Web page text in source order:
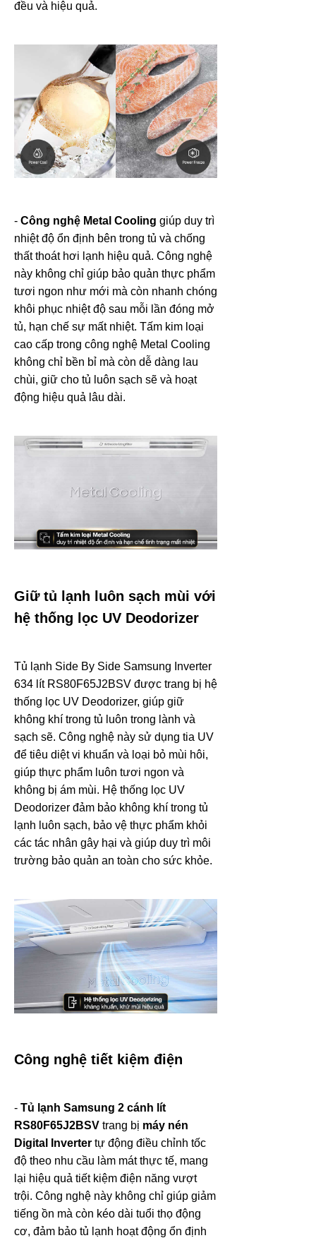
đều và hiệu quả.
- Công nghệ Metal Cooling giúp duy trì
nhiệt độ ổn định bên trong tủ và chống
thất thoát hơi lạnh hiệu quả. Công nghệ
này không chỉ giúp bảo quản thực phẩm
tươi ngon như mới mà còn nhanh chóng
khôi phục nhiệt độ sau mỗi lần đóng mở
tủ, hạn chế sự mất nhiệt. Tấm kim loại
cao cấp trong công nghệ Metal Cooling
không chỉ bền bỉ mà còn dễ dàng lau
chùi, giữ cho tủ luôn sạch sẽ và hoạt
động hiệu quả lâu dài.
Giữ tủ lạnh luôn sạch mùi với
hệ thống lọc UV Deodorizer
Tủ lạnh Side By Side Samsung Inverter
634 lít RS80F65J2BSV được trang bị hệ
thống lọc UV Deodorizer, giúp giữ
không khí trong tủ luôn trong lành và
sạch sẽ. Công nghệ này sử dụng tia UV
để tiêu diệt vi khuẩn và loại bỏ mùi hôi,
giúp thực phẩm luôn tươi ngon và
không bị ám mùi. Hệ thống lọc UV
Deodorizer đảm bảo không khí trong tủ
lạnh luôn sạch, bảo vệ thực phẩm khỏi
các tác nhân gây hại và giúp duy trì môi
trường bảo quản an toàn cho sức khỏe.
Công nghệ tiết kiệm điện
- Tủ lạnh Samsung 2 cánh lít
RS80F65J2BSV trang bị máy nén
Digital Inverter tự động điều chỉnh tốc
độ theo nhu cầu làm mát thực tế, mang
lại hiệu quả tiết kiệm điện năng vượt
trội. Công nghệ này không chỉ giúp giảm
tiếng ồn mà còn kéo dài tuổi thọ động
cơ, đảm bảo tủ lạnh hoạt động ổn định